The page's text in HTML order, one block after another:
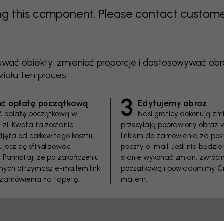
this component. Please contact
obiekty, zmieniać proporcje i dostosowywać
ten proces.
opłatę początkową
opłatę początkową w
zł. Kwota ta zostanie
od całkowitego kosztu,
się sfinalizować
Pamiętaj, że po zakończeniu
otrzymasz e-mailem link
na tapetę.
3 Edytujemy obraz
Nasi graficy dokonują
przesyłają poprawiony obraz
linkiem do zamówienia za
poczty e-mail. Jeśli nie
stanie wykonać zmian,
początkową i powiadomimy
mailem.